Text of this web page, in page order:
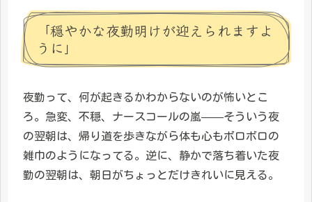
「穏やかな夜勤明けが迎えられますよ
うに」
夜勤って、何が起きるかわからないのが怖いとこ
ろ。急変、不穏、ナースコールの嵐——そういう夜
の翌朝は、帰り道を歩きながら体も心もボロボロの
雑巾のようになってる。逆に、静かで落ち着いた夜
勤の翌朝は、朝日がちょっとだけきれいに見える。